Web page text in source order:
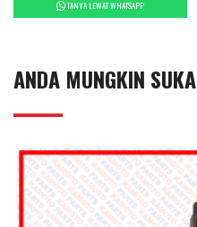
TANYA LEWAT WHATSAPP
ANDA MUNGKIN SUKA